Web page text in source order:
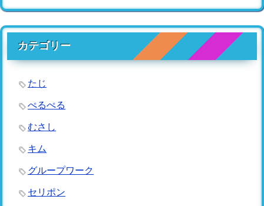
カテゴリー
たじ
ぺるぺる
むさし
キム
グループワーク
セリポン